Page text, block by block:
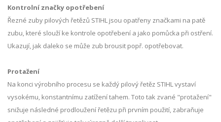
Kontrolní značky opotřebení
Řezné zuby pilových řetězů STIHL jsou opatřeny značkami na patě
zubu, které slouží ke kontrole opotřebení a jako pomůcka při ostření.
Ukazují, jak daleko se může zub brousit popř. opotřebovat.
Protažení
Na konci výrobního procesu se každý pilový řetěz STIHL vystaví
vysokému, konstantnímu zatížení tahem. Toto tak zvané "protažení"
snižuje následné prodloužení řetězu při prvním použití, zabraňuje